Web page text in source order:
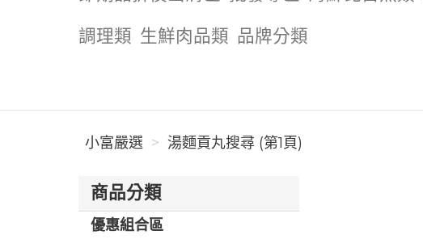
調理類 生鮮肉品類 品牌分類
小富嚴選 湯麵貢丸搜尋 (第1頁)
商品分類
優惠組合區